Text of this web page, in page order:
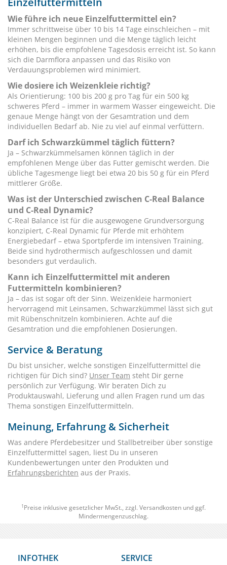
Wie führe ich neue Einzelfuttermittel ein?
Immer schrittweise über 10 bis 14 Tage einschleichen – mit
kleinen Mengen beginnen und die Menge täglich leicht
erhöhen, bis die empfohlene Tagesdosis erreicht ist. So kann
sich die Darmflora anpassen und das Risiko von
Verdauungsproblemen wird minimiert.
Wie dosiere ich Weizenkleie richtig?
Als Orientierung: 100 bis 200 g pro Tag für ein 500 kg
schweres Pferd – immer in warmem Wasser eingeweicht. Die
genaue Menge hängt von der Gesamtration und dem
individuellen Bedarf ab. Nie zu viel auf einmal verfüttern.
Darf ich Schwarzkümmel täglich füttern?
Ja – Schwarzkümmelsamen können täglich in der
empfohlenen Menge über das Futter gemischt werden. Die
übliche Tagesmenge liegt bei etwa 20 bis 50 g für ein Pferd
mittlerer Größe.
Was ist der Unterschied zwischen C-Real Balance
und C-Real Dynamic?
C-Real Balance ist für die ausgewogene Grundversorgung
konzipiert, C-Real Dynamic für Pferde mit erhöhtem
Energiebedarf – etwa Sportpferde im intensiven Training.
Beide sind hydrothermisch aufgeschlossen und damit
besonders gut verdaulich.
Kann ich Einzelfuttermittel mit anderen
Futtermitteln kombinieren?
Ja – das ist sogar oft der Sinn. Weizenkleie harmoniert
hervorragend mit Leinsamen, Schwarzkümmel lässt sich gut
mit Rübenschnitzeln kombinieren. Achte auf die
Gesamtration und die empfohlenen Dosierungen.
Service & Beratung
Du bist unsicher, welche sonstigen Einzelfuttermittel die
richtigen für Dich sind? Unser Team steht Dir gerne
persönlich zur Verfügung. Wir beraten Dich zu
Produktauswahl, Lieferung und allen Fragen rund um das
Thema sonstigen Einzelfuttermitteln.
Meinung, Erfahrung & Sicherheit
Was andere Pferdebesitzer und Stallbetreiber über sonstige
Einzelfuttermittel sagen, liest Du in unseren
Kundenbewertungen unter den Produkten und
Erfahrungsberichten aus der Praxis.
1 Preise inklusive gesetzlicher MwSt., zzgl. Versandkosten und ggf.
Mindermengenzuschlag.
INFOTHEK SERVICE